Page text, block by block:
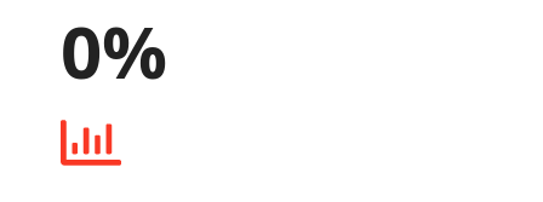
0%